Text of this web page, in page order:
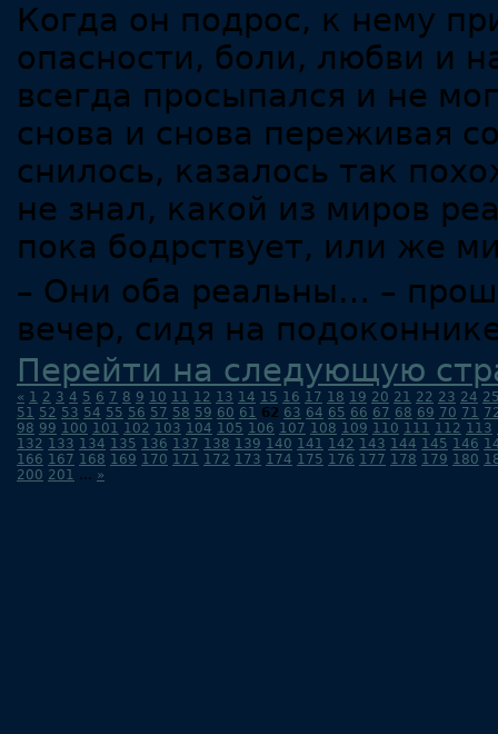
Когда он подрос, к нему
опасности, боли, любви и
всегда просыпался и не
снова и снова переживая
снилось, казалось так
не знал, какой из миров
пока бодрствует, или же
– Они оба реальны… –
вечер, сидя на
Перейти на следующую
« 1 2 3 4 5 6 7 8 9 10 11 12 13 14 15 16 17 18 19 20 21 22 23 24
51 52 53 54 55 56 57 58 59 60 61 62 63 64 65 66 67 68 69 70 71
98 99 100 101 102 103 104 105 106 107 108 109 110 111 112 113
132 133 134 135 136 137 138 139 140 141 142 143 144 145 146
166 167 168 169 170 171 172 173 174 175 176 177 178 179 180
200 201 ... »